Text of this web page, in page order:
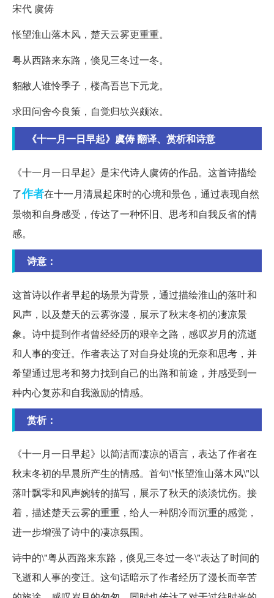
宋代 虞俦
怅望淮山落木风，楚天云雾更重重。
粤从西路来东路，倏见三冬过一冬。
貂敝人谁怜季子，楼高吾岂下元龙。
求田问舍今良策，自觉归欤兴颇浓。
《十一月一日早起》虞俦 翻译、赏析和诗意
《十一月一日早起》是宋代诗人虞俦的作品。这首诗描绘
了作者在十一月清晨起床时的心境和景色，通过表现自然
景物和自身感受，传达了一种怀旧、思考和自我反省的情
感。
诗意：
这首诗以作者早起的场景为背景，通过描绘淮山的落叶和
风声，以及楚天的云雾弥漫，展示了秋末冬初的凄凉景
象。诗中提到作者曾经经历的艰辛之路，感叹岁月的流逝
和人事的变迁。作者表达了对自身处境的无奈和思考，并
希望通过思考和努力找到自己的出路和前途，并感受到一
种内心复苏和自我激励的情感。
赏析：
《十一月一日早起》以简洁而凄凉的语言，表达了作者在
秋末冬初的早晨所产生的情感。首句\"怅望淮山落木风\"以
落叶飘零和风声婉转的描写，展示了秋天的淡淡忧伤。接
着，描述楚天云雾的重重，给人一种阴冷而沉重的感觉，
进一步增强了诗中的凄凉氛围。
诗中的\"粤从西路来东路，倏见三冬过一冬\"表达了时间的
飞逝和人事的变迁。这句话暗示了作者经历了漫长而辛苦